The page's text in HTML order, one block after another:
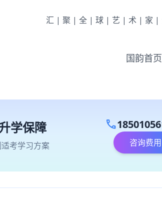
汇|聚|全|球|艺|术|家|
国韵首页
学保障
考学习方案
call
咨询费用